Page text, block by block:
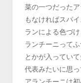
菜の一つだった
もなければスパ
ランによる色づ
ランチーニって
とかが入ってい
代表みたいに思